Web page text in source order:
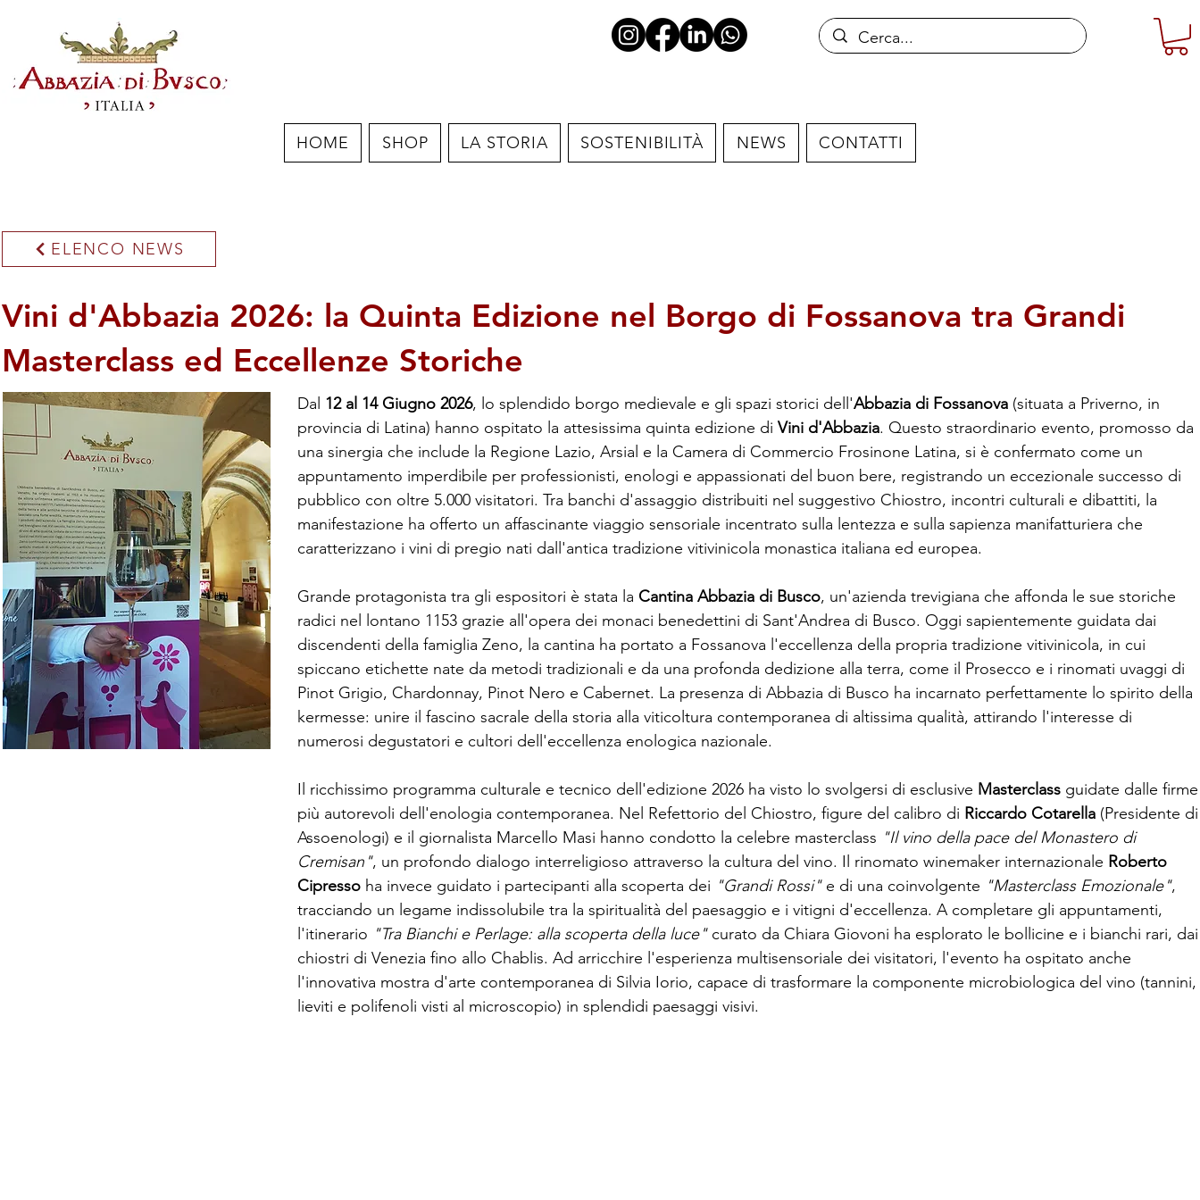
HOME SHOP LA STORIA SOSTENIBILITÀ NEWS CONTATTI
ELENCO NEWS
Vini d'Abbazia 2026: la Quinta Edizione nel Borgo di Fossanova tra Grandi
Masterclass ed Eccellenze Storiche
Dal 12 al 14 Giugno 2026, lo splendido borgo medievale e gli spazi storici dell'Abbazia di Fossanova (situata a Priverno, in
provincia di Latina) hanno ospitato la attesissima quinta edizione di Vini d'Abbazia. Questo straordinario evento, promosso da
una sinergia che include la Regione Lazio, Arsial e la Camera di Commercio Frosinone Latina, si è confermato come un
appuntamento imperdibile per professionisti, enologi e appassionati del buon bere, registrando un eccezionale successo di
pubblico con oltre 5.000 visitatori. Tra banchi d'assaggio distribuiti nel suggestivo Chiostro, incontri culturali e dibattiti, la
manifestazione ha offerto un affascinante viaggio sensoriale incentrato sulla lentezza e sulla sapienza manifatturiera che
caratterizzano i vini di pregio nati dall'antica tradizione vitivinicola monastica italiana ed europea.
Grande protagonista tra gli espositori è stata la Cantina Abbazia di Busco, un'azienda trevigiana che affonda le sue storiche
radici nel lontano 1153 grazie all'opera dei monaci benedettini di Sant'Andrea di Busco. Oggi sapientemente guidata dai
discendenti della famiglia Zeno, la cantina ha portato a Fossanova l'eccellenza della propria tradizione vitivinicola, in cui
spiccano etichette nate da metodi tradizionali e da una profonda dedizione alla terra, come il Prosecco e i rinomati uvaggi di
Pinot Grigio, Chardonnay, Pinot Nero e Cabernet. La presenza di Abbazia di Busco ha incarnato perfettamente lo spirito della
kermesse: unire il fascino sacrale della storia alla viticoltura contemporanea di altissima qualità, attirando l'interesse di
numerosi degustatori e cultori dell'eccellenza enologica nazionale.
Il ricchissimo programma culturale e tecnico dell'edizione 2026 ha visto lo svolgersi di esclusive Masterclass guidate dalle firme
più autorevoli dell'enologia contemporanea. Nel Refettorio del Chiostro, figure del calibro di Riccardo Cotarella (Presidente di
Assoenologi) e il giornalista Marcello Masi hanno condotto la celebre masterclass "Il vino della pace del Monastero di
Cremisan", un profondo dialogo interreligioso attraverso la cultura del vino. Il rinomato winemaker internazionale Roberto
Cipresso ha invece guidato i partecipanti alla scoperta dei "Grandi Rossi"e di una coinvolgente "Masterclass Emozionale",
tracciando un legame indissolubile tra la spiritualità del paesaggio e i vitigni d'eccellenza. A completare gli appuntamenti,
l'itinerario "Tra Bianchi e Perlage: alla scoperta della luce"curato da Chiara Giovoni ha esplorato le bollicine e i bianchi rari, dai
chiostri di Venezia fino allo Chablis. Ad arricchire l'esperienza multisensoriale dei visitatori, l'evento ha ospitato anche
l'innovativa mostra d'arte contemporanea di Silvia Iorio, capace di trasformare la componente microbiologica del vino (tannini,
lieviti e polifenoli visti al microscopio) in splendidi paesaggi visivi.